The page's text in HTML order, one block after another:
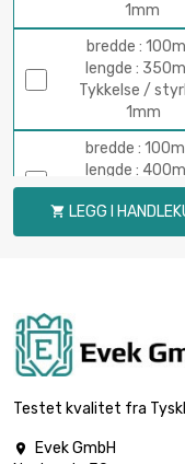
1mm
bredde :
lengde :
Tykkelse /
1mm
bredde :
lengde :
Tykkelse /
1mm
bredde :
1mm
bredde :
 LEGG I
Testet kvalitet fra

Evek GmbH